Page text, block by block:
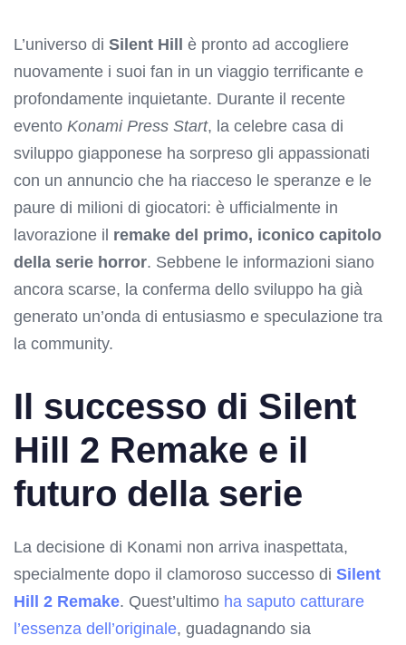
L’universo di Silent Hill è pronto ad accogliere
nuovamente i suoi fan in un viaggio terrificante e
profondamente inquietante. Durante il recente
evento Konami Press Start, la celebre casa di
sviluppo giapponese ha sorpreso gli appassionati
con un annuncio che ha riacceso le speranze e le
paure di milioni di giocatori: è ufficialmente in
lavorazione il remake del primo, iconico capitolo
della serie horror. Sebbene le informazioni siano
ancora scarse, la conferma dello sviluppo ha già
generato un’onda di entusiasmo e speculazione tra
la community.
Il successo di Silent
Hill 2 Remake e il
futuro della serie
La decisione di Konami non arriva inaspettata,
specialmente dopo il clamoroso successo di Silent
Hill 2 Remake. Quest’ultimo ha saputo catturare
l’essenza dell’originale, guadagnando sia